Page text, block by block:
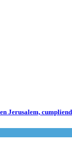
Jerusalem,